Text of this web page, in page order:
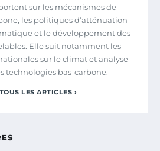
sur les mécanismes de
les politiques d’atténuation
et le développement des
Elle suit notamment les
sur le climat et analyse
technologies bas-carbone.
LES ARTICLES ›